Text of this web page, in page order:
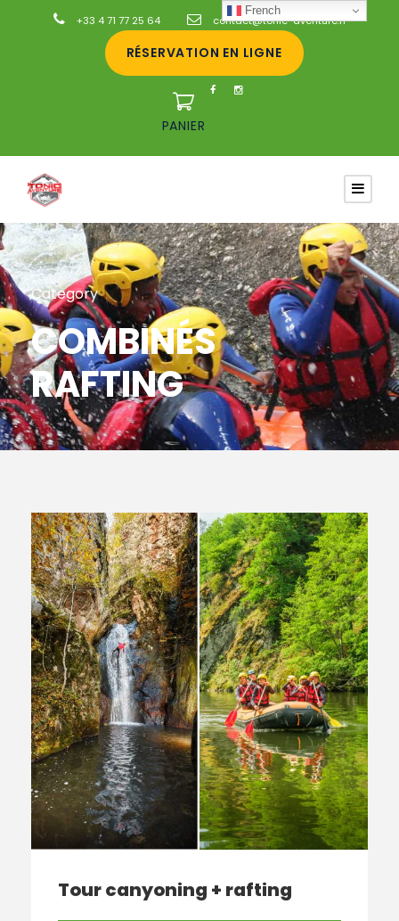
+33 4 71 77 25 64 contact@tonic-aventure.fr
RÉSERVATION EN LIGNE
PANIER
Category
COMBINÉS
RAFTING
Tour canyoning + rafting
French